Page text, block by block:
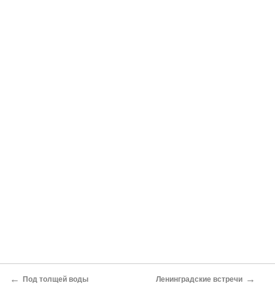
← Под толщей воды Ленинградские встречи →